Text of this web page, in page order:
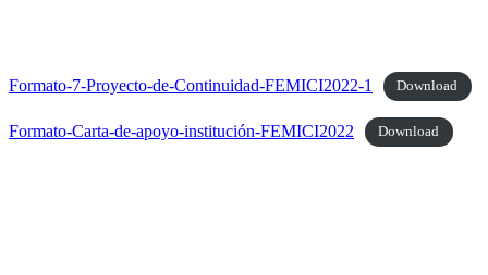
Formato-7-Proyecto-de-Continuidad-FEMICI2022-1 Download
Formato-Carta-de-apoyo-institución-FEMICI2022 Download